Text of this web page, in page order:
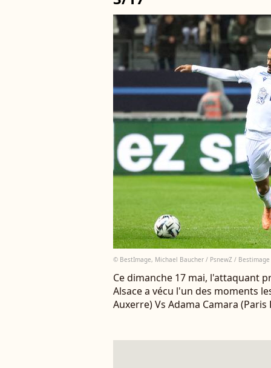
© BestImage, Michael Baucher / PsnewZ / Bestimage
Ce dimanche 17 mai, l'attaquant
Alsace a vécu l'un des moments
Auxerre) Vs Adama Camara